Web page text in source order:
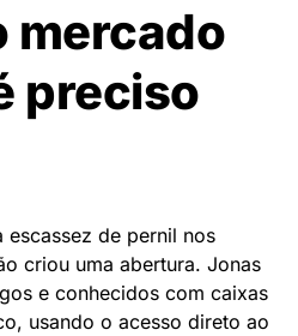
mercado
preciso
de pernil nos
criou uma abertura. Jonas
e conhecidos com caixas
usando o acesso direto ao